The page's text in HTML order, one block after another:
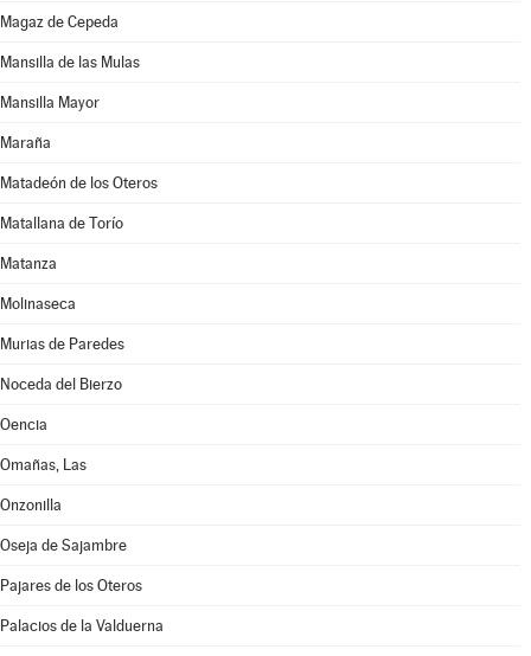
Magaz de Cepeda
Mansilla de las Mulas
Mansilla Mayor
Maraña
Matadeón de los Oteros
Matallana de Torío
Matanza
Molinaseca
Murias de Paredes
Noceda del Bierzo
Oencia
Omañas, Las
Onzonilla
Oseja de Sajambre
Pajares de los Oteros
Palacios de la Valduerna